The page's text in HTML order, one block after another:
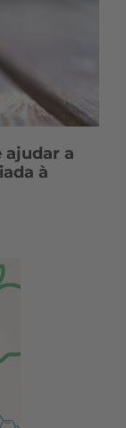
ajudar a
à